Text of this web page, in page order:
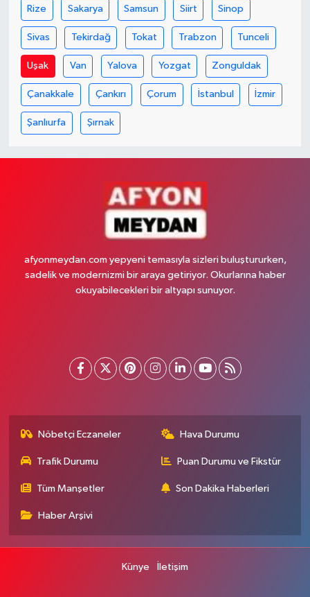
Rize Sakarya Samsun Siirt Sinop
Sivas Tekirdağ Tokat Trabzon Tunceli
Uşak Van Yalova Yozgat Zonguldak
Çanakkale Çankırı Çorum İstanbul İzmir
Şanlıurfa Şırnak
afyonmeydan.com yepyeni temasıyla sizleri buluştururken,
sadelik ve modernizmi bir araya getiriyor. Okurlarına haber
okuyabilecekleri bir altyapı sunuyor.
Nöbetçi Eczaneler Hava Durumu
Trafik Durumu Puan Durumu ve Fikstür
Tüm Manşetler Son Dakika Haberleri
Haber Arşivi
Künye İletişim